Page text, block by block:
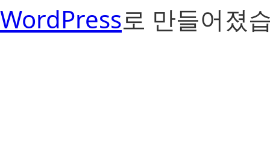
WordPress로 만들어졌